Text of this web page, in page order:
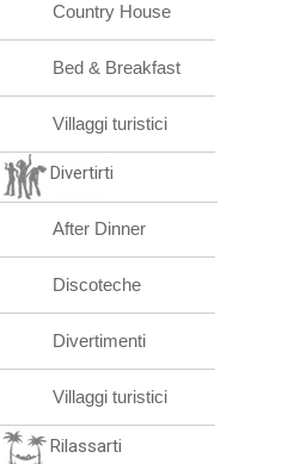
Country House
Bed & Breakfast
Villaggi turistici
Divertirti
After Dinner
Discoteche
Divertimenti
Villaggi turistici
Rilassarti